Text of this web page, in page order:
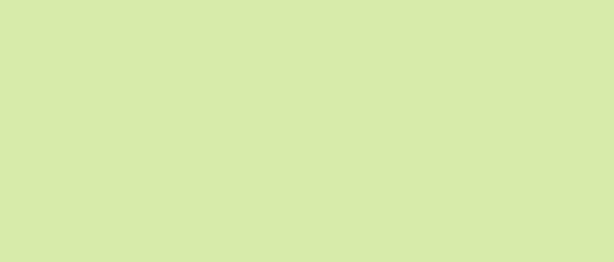
INHALTE AKTIVIEREN
ist eine OSM Karte eingebunden. Wenn
werden Inhalte von OSM